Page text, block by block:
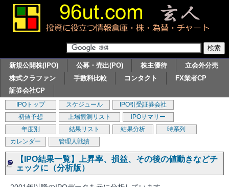
新規公開株(IPO) 公募・売出(PO) 株主優待
立会外分売
株式クラファン
手数料比較 コンタクト
FX業者CP
証券会社CP
IPOトップ スケジュール
IPO引受証券会社
初値予想
上場観測リスト
IPOサマリー
年度別
結果リスト 結果分析
時系列
カレンダー
管理人戦績
【IPO結果一覧】上昇率、損益、その後の値動きなどチ
ェックに（分析版）